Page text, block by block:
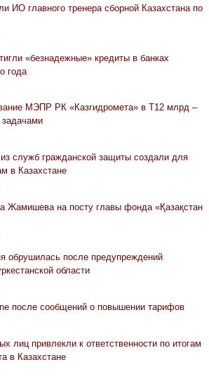
ИО главного тренера сборной Казахстана по
«безнадежные» кредиты в банках
года
МЭПР РК «Казгидромета» в Т12 млрд –
задачами
служб гражданской защиты создали для
в Казахстане
Жамишева на посту главы фонда «Қазақстан
обрушилась после предупреждений
области
после сообщений о повышении тарифов
лиц привлекли к ответственности по итогам
в Казахстане